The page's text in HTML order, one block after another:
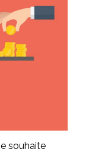
souhaite